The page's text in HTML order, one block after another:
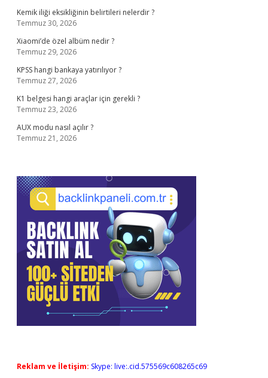
Kemik iliği eksikliğinin belirtileri nelerdir ?
Temmuz 30, 2026
Xiaomi’de özel albüm nedir ?
Temmuz 29, 2026
KPSS hangi bankaya yatırılıyor ?
Temmuz 27, 2026
K1 belgesi hangi araçlar için gerekli ?
Temmuz 23, 2026
AUX modu nasıl açılır ?
Temmuz 21, 2026
Reklam ve İletişim: Skype: live:.cid.575569c608265c69